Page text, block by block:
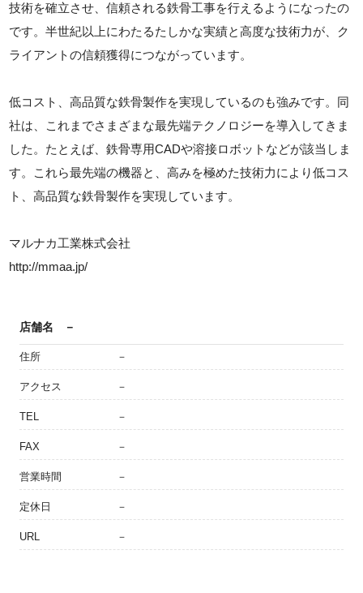
技術を確立させ、信頼される鉄骨工事を行えるようになったの
です。半世紀以上にわたるたしかな実績と高度な技術力が、ク
ライアントの信頼獲得につながっています。
低コスト、高品質な鉄骨製作を実現しているのも強みです。同
社は、これまでさまざまな最先端テクノロジーを導入してきま
した。たとえば、鉄骨専用CADや溶接ロボットなどが該当しま
す。これら最先端の機器と、高みを極めた技術力により低コス
ト、高品質な鉄骨製作を実現しています。
マルナカ工業株式会社
http://mmaa.jp/
店舗名 －
住所 －
アクセス －
TEL －
FAX －
営業時間 －
定休日 －
URL －